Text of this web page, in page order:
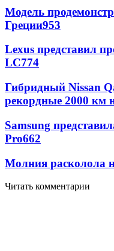
Модель
Греции953
Lexus представил
LC774
Гибридный Nissan
рекордные 2000 км
Samsung
Pro662
Молния расколола
Читать комментарии